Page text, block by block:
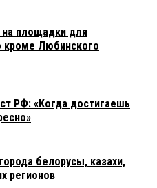
на площадки для
кроме Любинского
РФ: «Когда достигаешь
белорусы, казахи,
регионов